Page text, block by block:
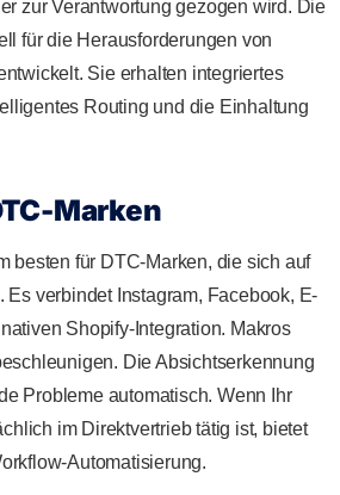
zur Verantwortung gezogen wird. Die
für die Herausforderungen von
Sie erhalten integriertes
Routing und die Einhaltung
Marken
besten für DTC-Marken, die sich auf
Es verbindet Instagram, Facebook, E-
Shopify-Integration. Makros
Die Absichtserkennung
Probleme automatisch. Wenn Ihr
im Direktvertrieb tätig ist, bietet
Automatisierung.